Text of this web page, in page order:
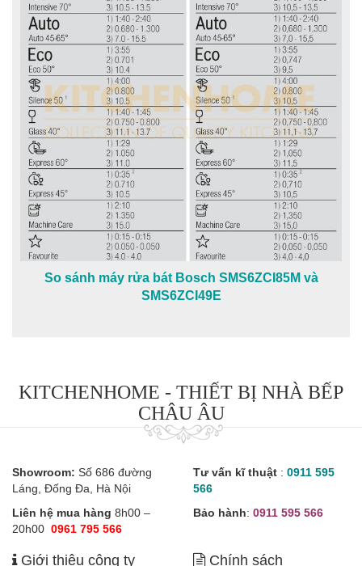
So sánh máy rửa bát Bosch SMS6ZCI85M và
SMS6ZCI49E
KITCHENHOME - THIẾT BỊ NHÀ BẾP
CHÂU ÂU
Showroom: Số 686 đường
Láng, Đống Đa, Hà Nội
Liên hệ mua hàng 8h00 –
20h00 0961 795 566
Tư vấn kĩ thuật : 0911 595
566
Bảo hành: 0911 595 566
Giới thiệu công ty Chính sách